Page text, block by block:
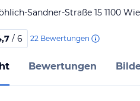
Sandner-Straße 15 1100
/ 6 22 Bewertungen
Bewertungen